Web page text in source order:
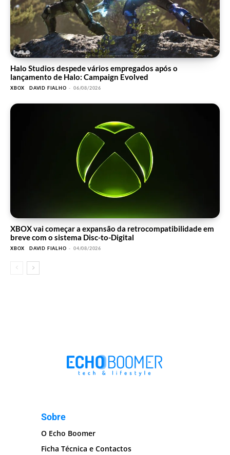
Halo Studios despede vários empregados após o
lançamento de Halo: Campaign Evolved
XBOX DAVID FIALHO - 06/08/2026
XBOX vai começar a expansão da retrocompatibilidade em
breve com o sistema Disc-to-Digital
XBOX DAVID FIALHO - 04/08/2026
Sobre
O Echo Boomer
Ficha Técnica e Contactos